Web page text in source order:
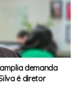
demanda
é diretor